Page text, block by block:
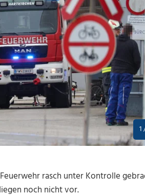
1
rasch unter Kontrolle
noch nicht vor.